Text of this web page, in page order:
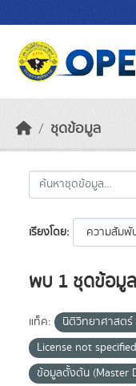
ชุดข้อมูล
เรียงโดย
พบ 1 ชุดข้อมูล
แท็ค: นิติวิทยาศาสตร์
License not specified
ข้อมูลตั้งต้น (Master